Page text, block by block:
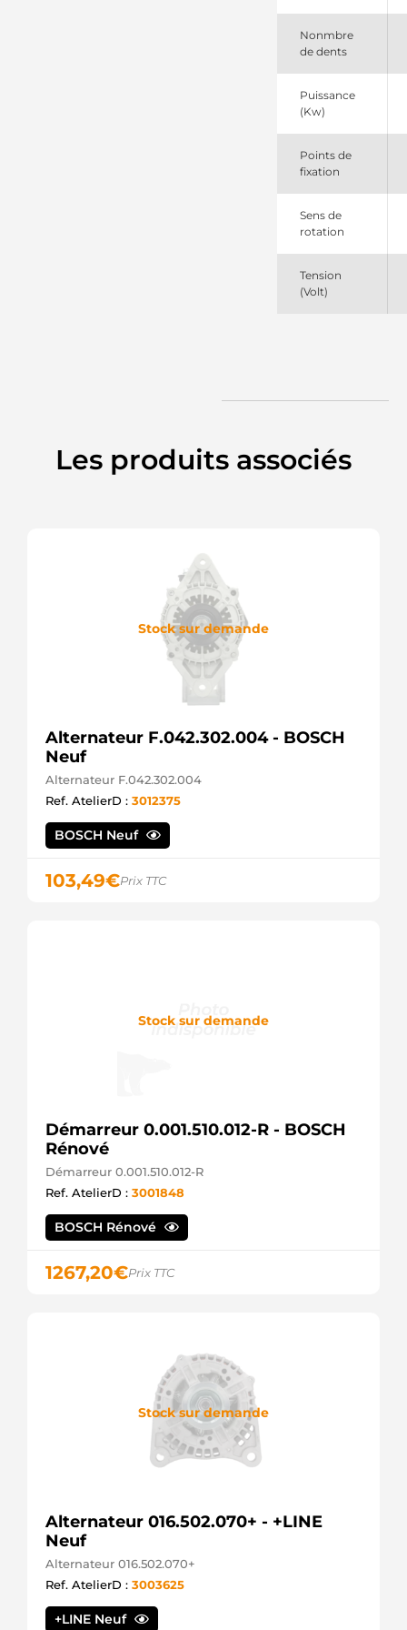
3250
Zorkos
328074092
4802243
PSH
910827
Remy
LRS02803
Lucas
LRS2803
Lucas
Nonmbre
de dents
Puissance
(Kw)
Points de
fixation
Sens de
rotation
Tension
(Volt)
Les produits associés
Stock sur demande
Alternateur F.042.302.004 - BOSCH
Neuf
Alternateur F.042.302.004
Ref. AtelierD : 3012375
BOSCH Neuf
103,49€Prix TTC
Stock sur demande
Démarreur 0.001.510.012-R - BOSCH
Rénové
Démarreur 0.001.510.012-R
Ref. AtelierD : 3001848
BOSCH Rénové
1267,20€Prix TTC
Stock sur demande
Alternateur 016.502.070+ - +LINE
Neuf
Alternateur 016.502.070+
Ref. AtelierD : 3003625
+LINE Neuf